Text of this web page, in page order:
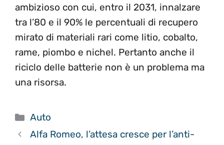
ambizioso con cui, entro il 2031, innalzare
tra l’80 e il 90% le percentuali di recupero
mirato di materiali rari come litio, cobalto,
rame, piombo e nichel. Pertanto anche il
riciclo delle batterie non è un problema ma
una risorsa.
Categorie
Auto
Alfa Romeo, l’attesa cresce per l’anti-